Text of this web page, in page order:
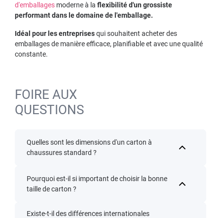
d'emballages moderne à la flexibilité d'un grossiste
performant dans le domaine de l'emballage.
Idéal pour les entreprisesqui souhaitent acheter des
emballages de manière efficace, planifiable et avec une qualité
constante.
FOIRE AUX
QUESTIONS
Quelles sont les dimensions d'un carton à
chaussures standard ?
Pourquoi est-il si important de choisir la bonne
taille de carton ?
Existe-t-il des différences internationales